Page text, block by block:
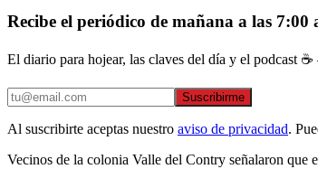
Recibe el periódico de mañana a las 7:00
El diario para hojear, las claves del día y el podcast
Suscribirme
Al suscribirte aceptas nuestro aviso de privacidad.
Vecinos de la colonia Valle del Contry señalaron que